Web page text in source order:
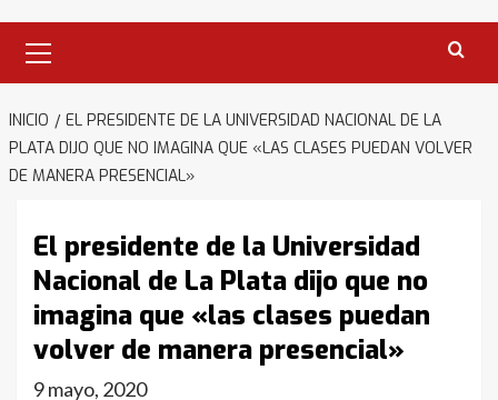
primario
INICIO
EL PRESIDENTE DE LA UNIVERSIDAD NACIONAL DE LA
PLATA DIJO QUE NO IMAGINA QUE «LAS CLASES PUEDAN VOLVER
DE MANERA PRESENCIAL»
El presidente de la Universidad
Nacional de La Plata dijo que no
imagina que «las clases puedan
volver de manera presencial»
9 mayo, 2020